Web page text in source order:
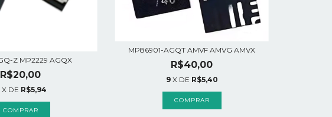
Z MP2229 AGQX
R$20,00
X DE R$5,94
MP86901-AGQT AMVF AMVG AMVX
R$40,00
9 X DE R$5,40